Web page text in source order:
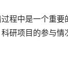
程中是一个重
研项目的参与情